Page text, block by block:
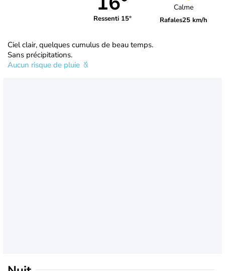
Ressenti 15°
Calme
Rafales25 km/h
Ciel clair, quelques cumulus de beau temps.
Sans précipitations.
Aucun risque de pluie